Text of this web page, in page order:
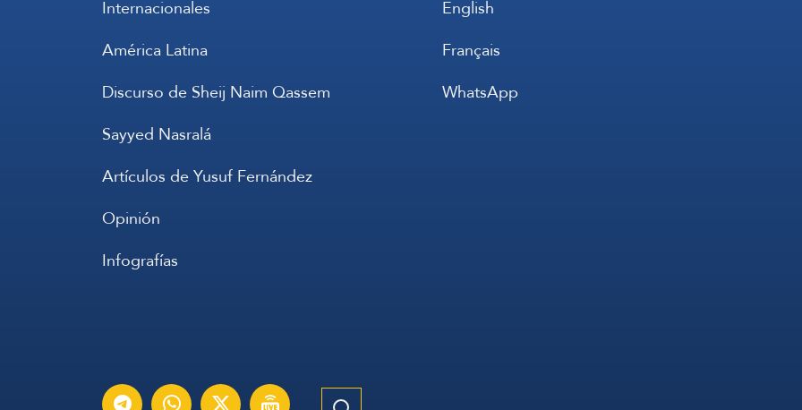
Internacionales
América Latina
Discurso de Sheij Naim Qassem
Sayyed Nasralá
Artículos de Yusuf Fernández
Opinión
Infografías
English
Français
WhatsApp